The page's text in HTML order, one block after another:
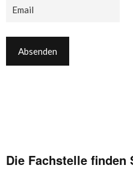
Die Fachstelle finden